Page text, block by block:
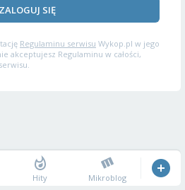
ZALOGUJ SIĘ
Regulaminu serwisu Wykop.pl w jego
akceptujesz Regulaminu w całości,
Hity Mikroblog